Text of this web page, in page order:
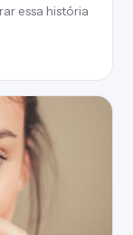
essa história